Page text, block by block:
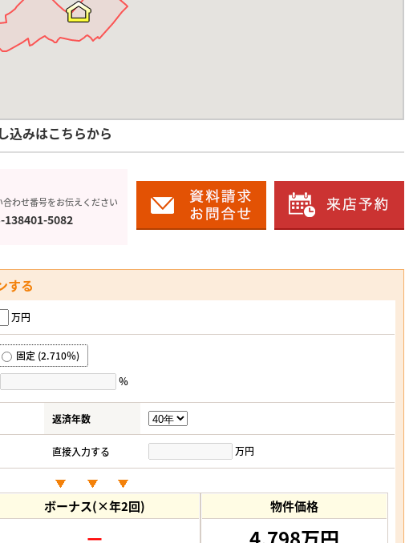
込みはこちらから
合わせ番号をお伝えください
138401-5082
する
万円
固定 (2.710％)
％
返済年数
直接入力する 万円
ボーナス(×年2回) 物件価格